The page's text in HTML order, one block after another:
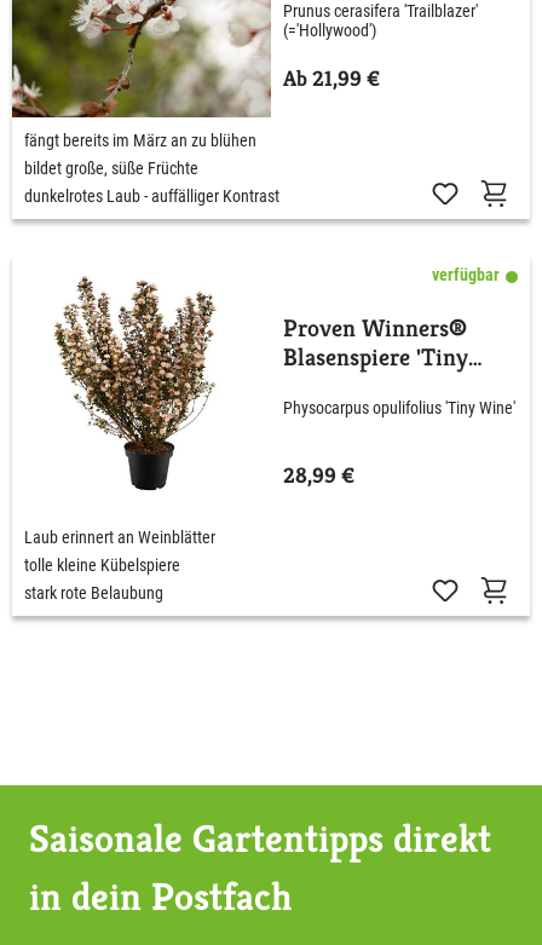
Prunus cerasifera 'Trailblazer'
(='Hollywood')
Ab 21,99 €
fängt bereits im März an zu blühen
bildet große, süße Früchte
dunkelrotes Laub - auffälliger Kontrast
verfügbar
Proven Winners®
Blasenspiere 'Tiny
Physocarpus opulifolius 'Tiny Wine'
28,99 €
Laub erinnert an Weinblätter
tolle kleine Kübelspiere
stark rote Belaubung
Saisonale Gartentipps direkt
in dein Postfach